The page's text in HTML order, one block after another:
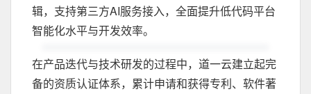
辑，支持第三方AI服务接入，全面提升低代码平台
智能化水平与开发效率。
在产品迭代与技术研发的过程中，道一云建立起完
备的资质认证体系，累计申请和获得专利、软件著